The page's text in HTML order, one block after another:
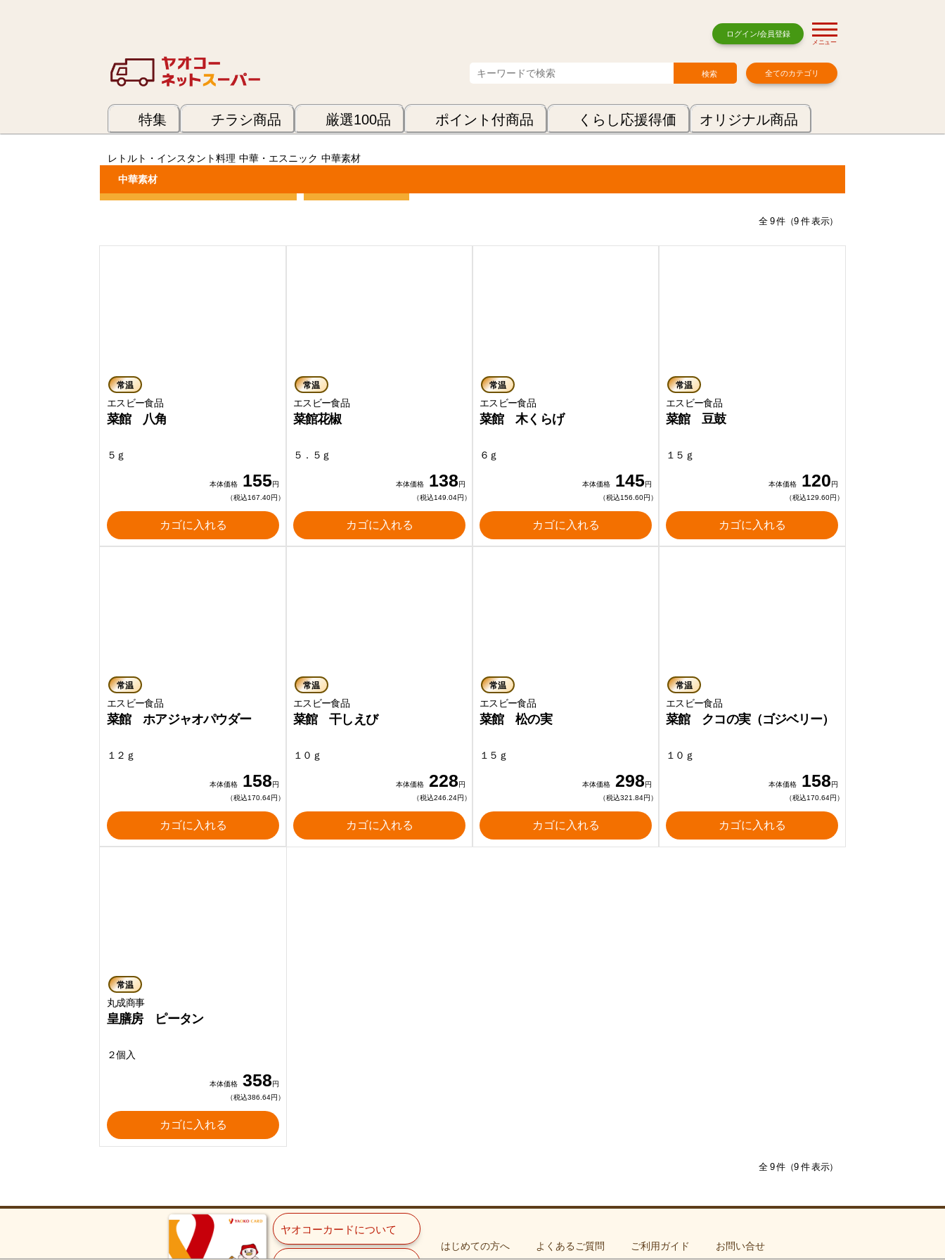
ログイン/会員登録
メニュー
全てのカテゴリ
特集 チラシ商品 厳選100品 ポイント付商品 くらし応援得価 オリジナル商品
レトルト・インスタント料理 中華・エスニック 中華素材
カテゴリーで絞り込む
中華素材
全 9 件（9 件 表示）
常温
エスビー食品
菜館 八角
５ｇ
本体価格 155円
（税込167.40円）
カゴに入れる
常温
エスビー食品
菜館花椒
５．５ｇ
本体価格 138円
（税込149.04円）
カゴに入れる
常温
エスビー食品
菜館 木くらげ
６ｇ
本体価格 145円
（税込156.60円）
カゴに入れる
常温
エスビー食品
菜館 豆鼓
１５ｇ
本体価格 120円
（税込129.60円）
カゴに入れる
常温
エスビー食品
菜館 ホアジャオパウダー
１２ｇ
本体価格 158円
（税込170.64円）
カゴに入れる
常温
エスビー食品
菜館 干しえび
１０ｇ
本体価格 228円
（税込246.24円）
カゴに入れる
常温
エスビー食品
菜館 松の実
１５ｇ
本体価格 298円
（税込321.84円）
カゴに入れる
常温
エスビー食品
菜館 クコの実（ゴジベリー）
１０ｇ
本体価格 158円
（税込170.64円）
カゴに入れる
常温
丸成商事
皇膳房 ピータン
２個入
本体価格 358円
（税込386.64円）
カゴに入れる
全 9 件（9 件 表示）
ヤオコーカードについて
はじめての方へ よくあるご質問 ご利用ガイド お問い合せ